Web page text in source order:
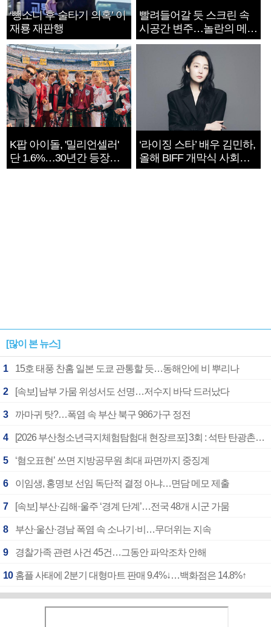
‘뺑소니 후 술타기 의혹’ 이
재룡 재판행
빨려들어갈 듯 스크린 속
시공간 변주…놀란의 메시
지는 ‘전쟁 속죄’
K팝 아이돌, '밀리언셀러'
단 1.6%…30년간 등장
1182개팀 전수조사
‘라이징 스타’ 배우 김민하,
올해 BIFF 개막식 사회자
확정
[많이 본 뉴스]
1 15호 태풍 찬홈 일본 도쿄 관통할 듯…동해안에 비 뿌리나
2 [속보] 남부 가뭄 위성서도 선명…저수지 바닥 드러났다
3 까마귀 탓?…폭염 속 부산 북구 986가구 정전
4 [2026 부산청소년극지체험탐험대 현장르포] 3회 : 석탄 탄광촌에서 북극 연구의 중심지로
5 ‘혐오표현’ 쓰면 지방공무원 최대 파면까지 중징계
6 이임생, 홍명보 선임 독단적 결정 아냐…면담 메모 제출
7 [속보] 부산·김해·울주 ‘경계 단계’…전국 48개 시군 가뭄
8 부산·울산·경남 폭염 속 소나기·비…무더위는 지속
9 경찰가족 관련 사건 45건…그동안 파악조차 안해
10 홈플 사태에 2분기 대형마트 판매 9.4%↓…백화점은 14.8%↑